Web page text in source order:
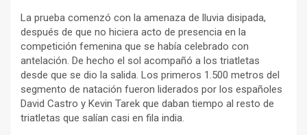
La prueba comenzó con la amenaza de lluvia disipada,
después de que no hiciera acto de presencia en la
competición femenina que se había celebrado con
antelación. De hecho el sol acompañó a los triatletas
desde que se dio la salida. Los primeros 1.500 metros del
segmento de natación fueron liderados por los españoles
David Castro y Kevin Tarek que daban tiempo al resto de
triatletas que salían casi en fila india.